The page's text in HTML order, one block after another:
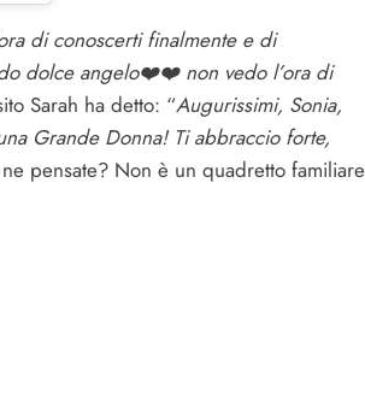
di conoscerti finalmente e di
dolce angelo❤️❤️ non vedo l’ora di
Sarah ha detto: “Augurissimi, Sonia,
Grande Donna! Ti abbraccio forte,
pensate? Non è un quadretto familiare